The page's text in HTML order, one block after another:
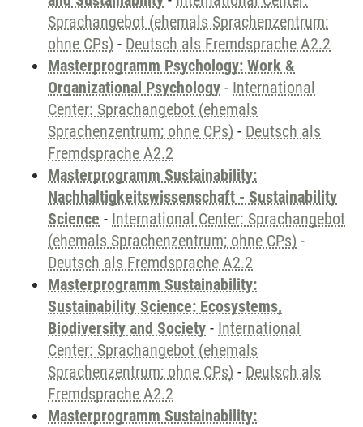
Sprachangebot (ehemals Sprachenzentrum;
ohne CPs) - Deutsch als Fremdsprache A2.2
Masterprogramm Psychology: Work &
Organizational Psychology - International
Center: Sprachangebot (ehemals
Sprachenzentrum; ohne CPs) - Deutsch als
Fremdsprache A2.2
Masterprogramm Sustainability:
Nachhaltigkeitswissenschaft - Sustainability
Science - International Center: Sprachangebot
(ehemals Sprachenzentrum; ohne CPs) -
Deutsch als Fremdsprache A2.2
Masterprogramm Sustainability:
Sustainability Science: Ecosystems,
Biodiversity and Society - International
Center: Sprachangebot (ehemals
Sprachenzentrum; ohne CPs) - Deutsch als
Fremdsprache A2.2
Masterprogramm Sustainability: